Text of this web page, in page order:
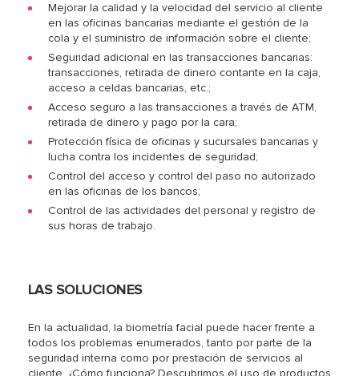
Mejorar la calidad y la velocidad del servicio al cliente
en las oficinas bancarias mediante el gestión de la
cola y el suministro de información sobre el cliente;
Seguridad adicional en las transacciones bancarias:
transacciones, retirada de dinero contante en la caja,
acceso a celdas bancarias, etc.;
Acceso seguro a las transacciones a través de АТМ,
retirada de dinero y pago por la cara;
Protección física de oficinas y sucursales bancarias y
lucha contra los incidentes de seguridad;
Control del acceso y control del paso no autorizado
en las oficinas de los bancos;
Control de las actividades del personal y registro de
sus horas de trabajo.
LAS SOLUCIONES
En la actualidad, la biometría facial puede hacer frente a
todos los problemas enumerados, tanto por parte de la
seguridad interna como por prestación de servicios al